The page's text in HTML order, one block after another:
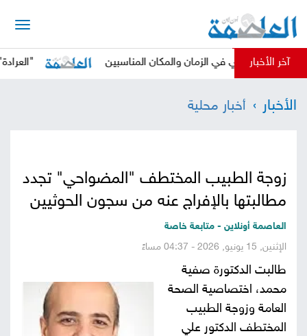
الرئيسية
وتحليلات
فيديوهات
صور
آخر الأخبارفي الزمان والمكان المناسبين "العرادة" يدعو
الأخبار أخبار محلية
زوجة الطبيب المختطف "المضواحي" تجدد
مطالبتها بالإفراج عنه من سجون الحوثيين
العاصمة أونلاين - متابعة خاصة
الإثنين, 15 يونيو, 2026 - 04:37 مساءً
طالبت الدكتورة صفية
محمد، اختصاصية الصحة
العامة وزوجة الطبيب
المختطف الدكتور علي